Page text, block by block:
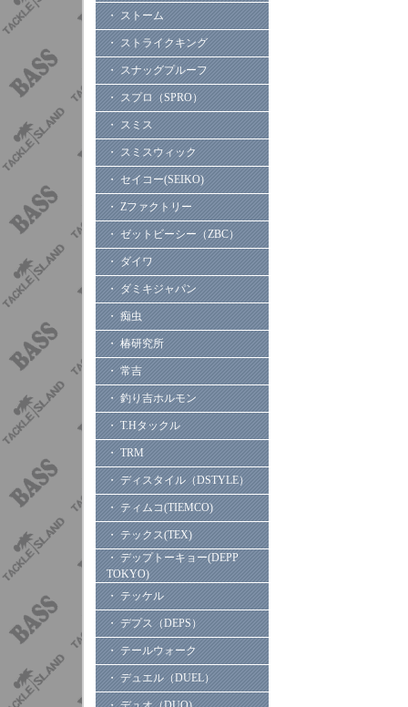
・ ストーム
・ ストライクキング
・ スナッグプルーフ
・ スプロ（SPRO）
・ スミス
・ スミスウィック
・ セイコー(SEIKO)
・ Zファクトリー
・ ゼットビーシー（ZBC）
・ ダイワ
・ ダミキジャパン
・ 痴虫
・ 椿研究所
・ 常吉
・ 釣り吉ホルモン
・ T.Hタックル
・ TRM
・ ディスタイル（DSTYLE）
・ ティムコ(TIEMCO)
・ テックス(TEX)
・ デップトーキョー(DEPP
TOKYO)
・ テッケル
・ デプス（DEPS）
・ テールウォーク
・ デュエル（DUEL）